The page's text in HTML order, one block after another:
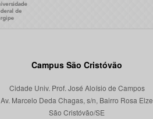
Campus São Cristóvão
Cidade Univ. Prof. José Aloísio de Campos
Av. Marcelo Deda Chagas, s/n, Bairro Rosa Elze
São Cristóvão/SE